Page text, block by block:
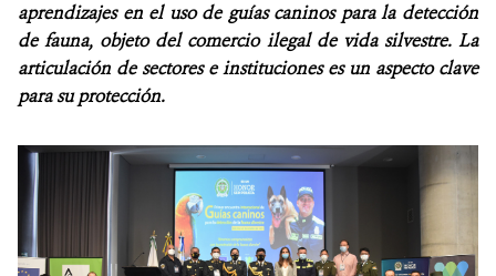
INFORME ANUAL WCS
MECANISMO DE ATENCIÓN DE QUEJAS Y RECLAMOS
aprendizajes en el uso de guías caninos para la detección
de fauna, objeto del comercio ilegal de vida silvestre. La
articulación de sectores e instituciones es un aspecto clave
para su protección.